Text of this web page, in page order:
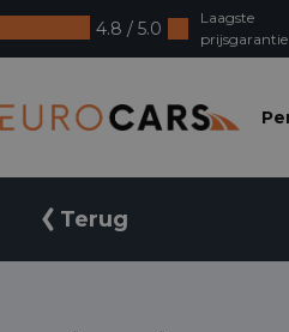
4.8 / 5.0
Laagste
prijsgarantie
Terug